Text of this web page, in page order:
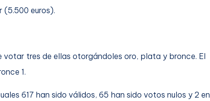
(5.500 euros).
votar tres de ellas otorgándoles oro, plata y bronce. El
1.
617 han sido válidos, 65 han sido votos nulos y 2 en